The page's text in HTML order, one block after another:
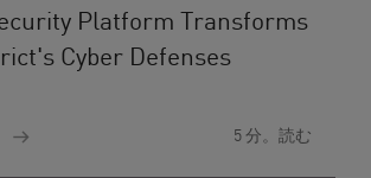
Platform Transforms
Cyber Defenses
5 分。読む